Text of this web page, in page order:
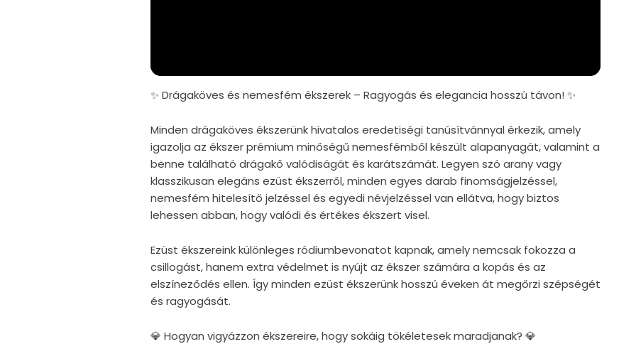
✨ Drágaköves és nemesfém ékszerek – Ragyogás és elegancia hosszú távon! ✨
Minden drágaköves ékszerünk hivatalos eredetiségi tanúsítvánnyal érkezik, amely
igazolja az ékszer prémium minőségű nemesfémből készült alapanyagát, valamint a
benne található drágakő valódiságát és karátszámát. Legyen szó arany vagy
klasszikusan elegáns ezüst ékszerről, minden egyes darab finomságjelzéssel,
nemesfém hitelesítő jelzéssel és egyedi névjelzéssel van ellátva, hogy biztos
lehessen abban, hogy valódi és értékes ékszert visel.
Ezüst ékszereink különleges ródiumbevonatot kapnak, amely nemcsak fokozza a
csillogást, hanem extra védelmet is nyújt az ékszer számára a kopás és az
elszíneződés ellen. Így minden ezüst ékszerünk hosszú éveken át megőrzi szépségét
és ragyogását.
💎 Hogyan vigyázzon ékszereire, hogy sokáig tökéletesek maradjanak? 💎